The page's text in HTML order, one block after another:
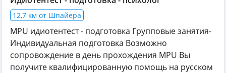
12,7 км от Шпайера
MPU идиотентест - подготовка Групповые занятия-
Индивидуальная подготовка Возможно
сопровождение в день прохождения MPU Вы
получите квалифицированную помощь на русском